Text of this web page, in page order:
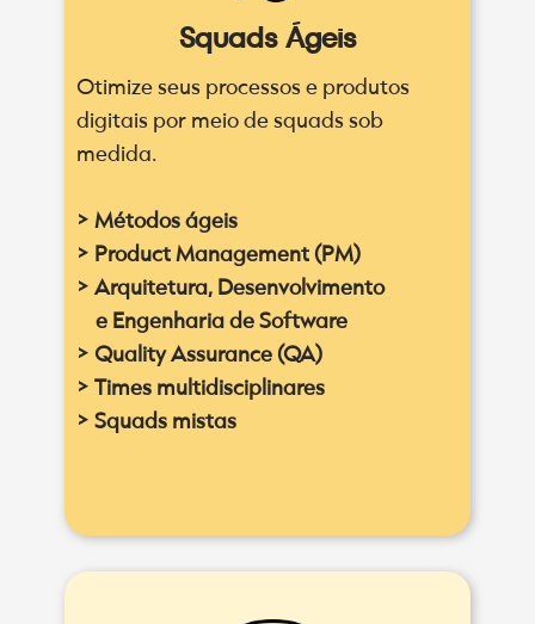
Squads Ágeis
Otimize seus processos e produtos
digitais por meio de squads sob
medida.
> Métodos ágeis
> Product Management (PM)
> Arquitetura, Desenvolvimento
e Engenharia de Software
> Quality Assurance (QA)
> Times multidisciplinares
> Squads mistas